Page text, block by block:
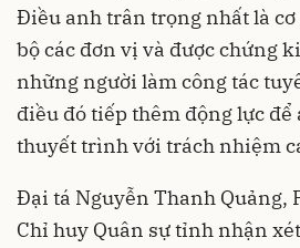
Điều anh trân trọng nhất là cơ
bộ các đơn vị và được chứng
những người làm công tác
điều đó tiếp thêm động lực
thuyết trình với trách nhiệm
Đại tá Nguyễn Thanh Quảng,
Chỉ huy Quân sự tỉnh nhận